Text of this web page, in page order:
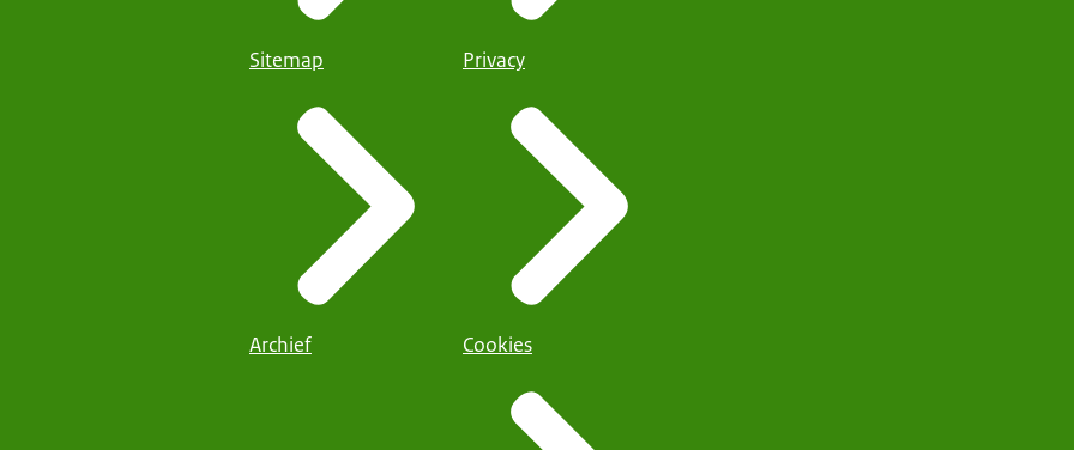
Sitemap
Archief
Privacy
Cookies